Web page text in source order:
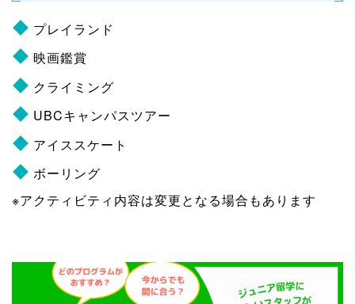
プレイランド
映画鑑賞
クライミング
UBCキャンパスツアー
アイススケート
ボーリング
※アクティビティ内容は変更となる場合もあります